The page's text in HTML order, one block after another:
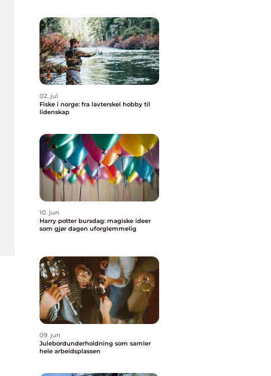
02. jul
Fiske i norge: fra lavterskel hobby til
lidenskap
10. jun
Harry potter bursdag: magiske ideer
som gjør dagen uforglemmelig
09. jun
Julebordunderholdning som samler
hele arbeidsplassen